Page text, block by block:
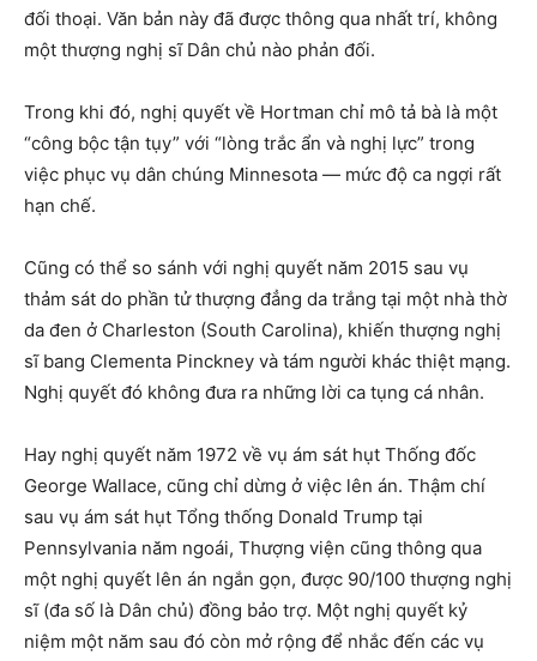
đối thoại. Văn bản này đã được thông qua nhất trí, không
một thượng nghị sĩ Dân chủ nào phản đối.
Trong khi đó, nghị quyết về Hortman chỉ mô tả bà là một
“công bộc tận tụy” với “lòng trắc ẩn và nghị lực” trong
việc phục vụ dân chúng Minnesota — mức độ ca ngợi rất
hạn chế.
Cũng có thể so sánh với nghị quyết năm 2015 sau vụ
thảm sát do phần tử thượng đẳng da trắng tại một nhà thờ
da đen ở Charleston (South Carolina), khiến thượng nghị
sĩ bang Clementa Pinckney và tám người khác thiệt mạng.
Nghị quyết đó không đưa ra những lời ca tụng cá nhân.
Hay nghị quyết năm 1972 về vụ ám sát hụt Thống đốc
George Wallace, cũng chỉ dừng ở việc lên án. Thậm chí
sau vụ ám sát hụt Tổng thống Donald Trump tại
Pennsylvania năm ngoái, Thượng viện cũng thông qua
một nghị quyết lên án ngắn gọn, được 90/100 thượng nghị
sĩ (đa số là Dân chủ) đồng bảo trợ. Một nghị quyết kỷ
niệm một năm sau đó còn mở rộng để nhắc đến các vụ